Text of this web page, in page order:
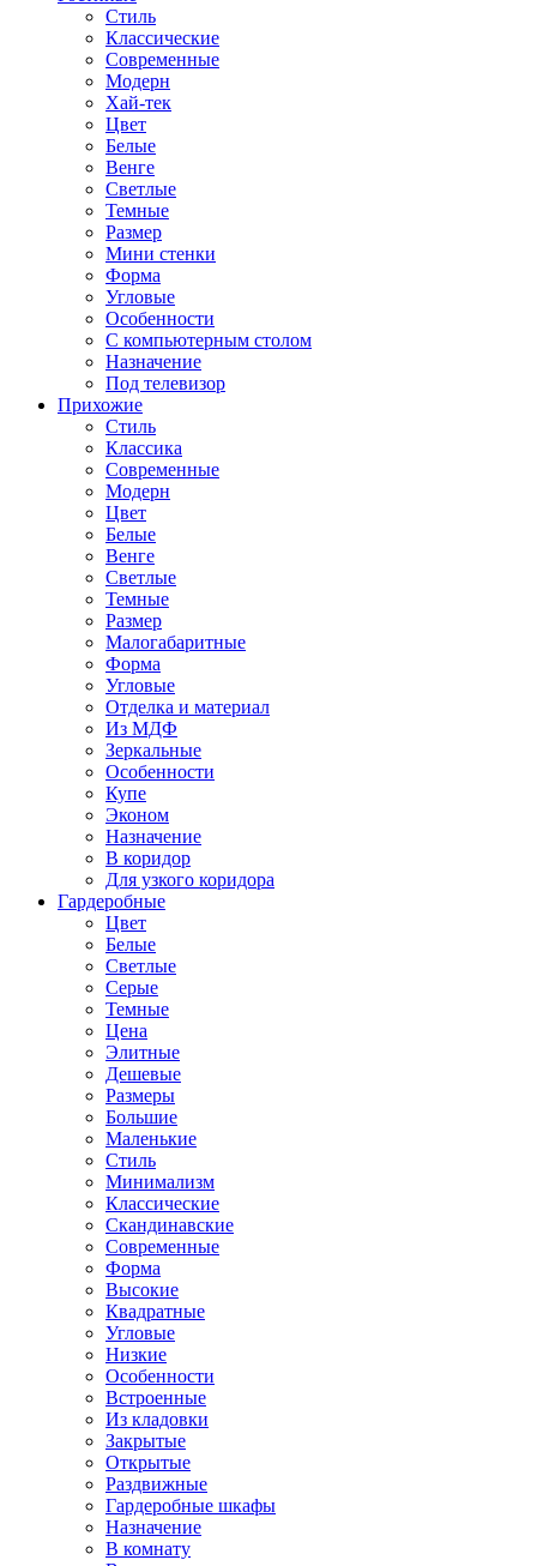
Стиль
Классические
Современные
Модерн
Хай-тек
Цвет
Белые
Венге
Светлые
Темные
Размер
Мини стенки
Форма
Угловые
Особенности
С компьютерным столом
Назначение
Под телевизор
Прихожие
Стиль
Классика
Современные
Модерн
Цвет
Белые
Венге
Светлые
Темные
Размер
Малогабаритные
Форма
Угловые
Отделка и материал
Из МДФ
Зеркальные
Особенности
Купе
Эконом
Назначение
В коридор
Для узкого коридора
Гардеробные
Цвет
Белые
Светлые
Серые
Темные
Цена
Элитные
Дешевые
Размеры
Большие
Маленькие
Стиль
Минимализм
Классические
Скандинавские
Современные
Форма
Высокие
Квадратные
Угловые
Низкие
Особенности
Встроенные
Из кладовки
Закрытые
Открытые
Раздвижные
Гардеробные шкафы
Назначение
В комнату